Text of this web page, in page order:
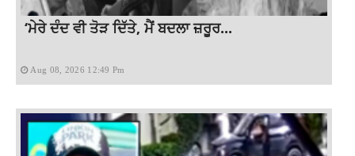
‘ਮੇਰੇ ਦੰਦ ਵੀ ਤੋੜ ਦਿੱਤੇ, ਮੈਂ ਬਦਲਾ ਜ਼ਰੂਰ...
Aug 08, 2026 12:49 Pm